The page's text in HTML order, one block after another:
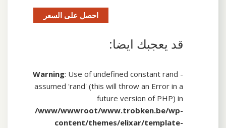
احصل على السعر
قد يعجبك ايضا:
Warning: Use of undefined constant rand -
assumed 'rand' (this will throw an Error in a
future version of PHP) in
/www/wwwroot/www.trobken.be/wp-
content/themes/elixar/template-